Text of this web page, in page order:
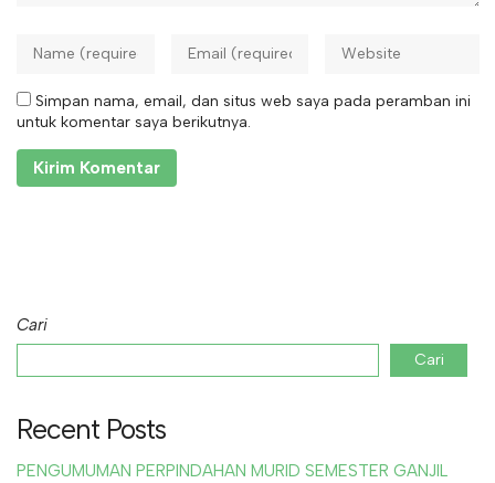
Simpan nama, email, dan situs web saya pada peramban ini
untuk komentar saya berikutnya.
Cari
Cari
Recent Posts
PENGUMUMAN PERPINDAHAN MURID SEMESTER GANJIL